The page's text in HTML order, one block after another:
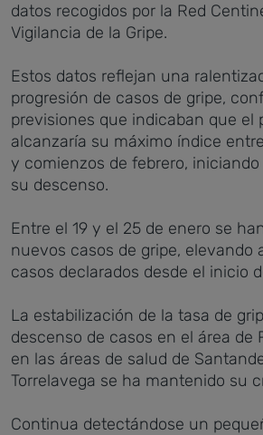
datos recogidos por la Red
Vigilancia de la Gripe.
Estos datos reflejan una
progresión de casos de gripe,
previsiones que indicaban que el
alcanzaría su máximo índice
y comienzos de febrero,
su descenso.
Entre el 19 y el 25 de enero se
nuevos casos de gripe, elevando
casos declarados desde el inicio
La estabilización de la tasa de
descenso de casos en el área de
en las áreas de salud de
Torrelavega se ha mantenido su
Continua detectándose un